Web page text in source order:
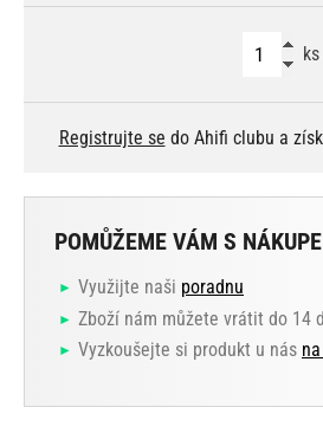
ks
Registrujte se do Ahifi clubu a
POMŮŽEME VÁM S
Využijte naši poradnu
Zboží nám můžete vrátit do 14
Vyzkoušejte si produkt u nás